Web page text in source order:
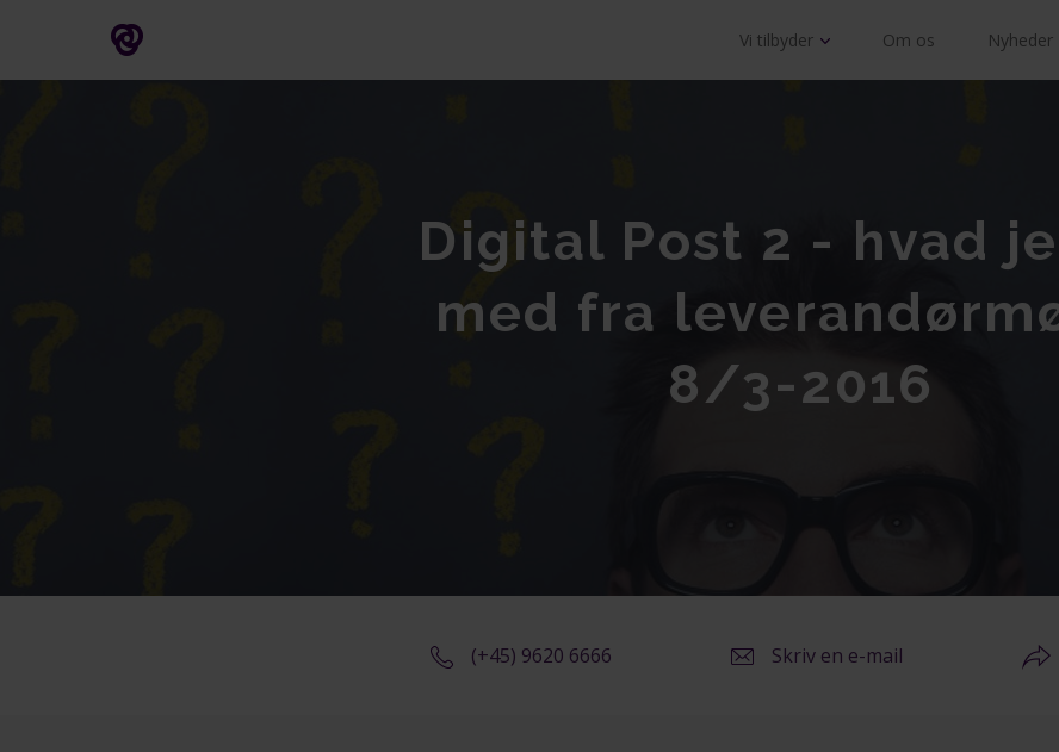
Vi tilbyder Om os Nyheder
Digital Post 2 - hvad
med fra
8/3-2016
(+45) 9620 6666 Skriv en e-mail